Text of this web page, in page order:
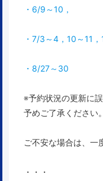
・6/9～10，
・7/3～4，10～11
・8/27～30
※予約状況の更新に
予めご了承ください。
ご不安な場合は、一
・・・